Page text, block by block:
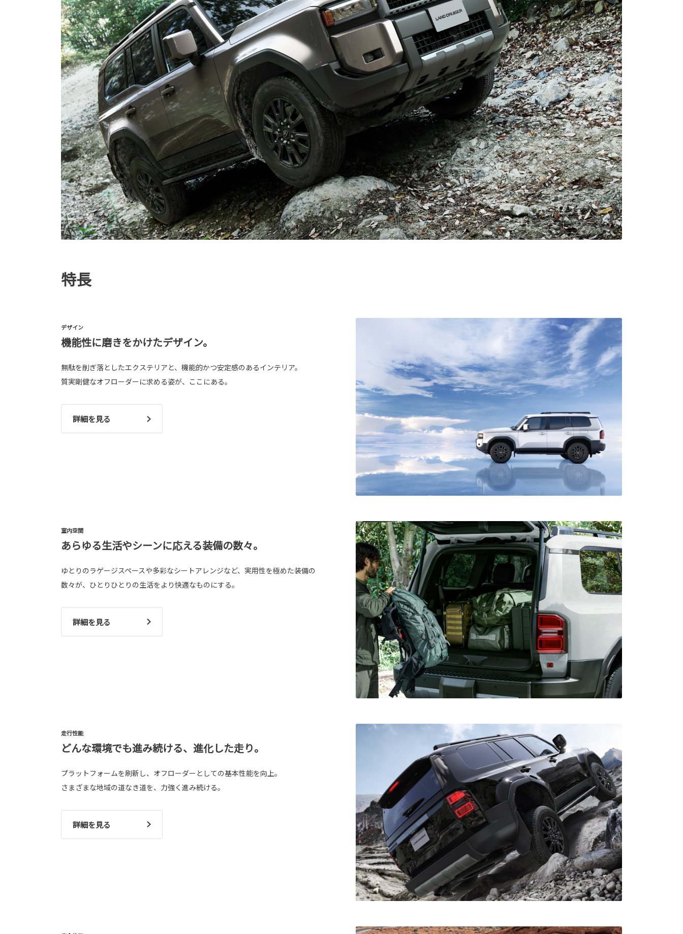
特長
デザイン
機能性に磨きをかけたデザイン。
無駄を削ぎ落としたエクステリアと、機能的かつ安定感のあるインテリア。
質実剛健なオフローダーに求める姿が、ここにある。
詳細を見る
室内空間
あらゆる生活やシーンに応える装備の数々。
ゆとりのラゲージスペースや多彩なシートアレンジなど、実用性を極めた装備の
数々が、ひとりひとりの生活をより快適なものにする。
詳細を見る
走行性能
どんな環境でも進み続ける、進化した走り。
プラットフォームを刷新し、オフローダーとしての基本性能を向上。
さまざまな地域の道なき道を、力強く進み続ける。
詳細を見る